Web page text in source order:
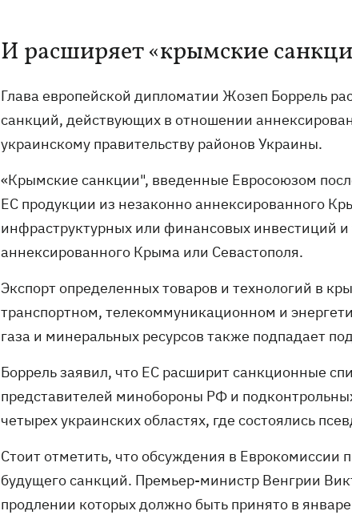
И расширяет «крымские
Глава европейской дипломатии Жозеп Боррель
санкций, действующих в отношении
украинскому правительству районов Украины.
«Крымские санкции", введенные Евросоюзом
ЕС продукции из незаконно аннексированного
инфраструктурных или финансовых инвестиций и
аннексированного Крыма или Севастополя.
Экспорт определенных товаров и технологий в
транспортном, телекоммуникационном и
газа и минеральных ресурсов также подпадает
Боррель заявил, что ЕС расширит санкционные
представителей минобороны РФ и
четырех украинских областях, где состоялись
Стоит отметить, что обсуждения в Еврокомиссии
будущего санкций. Премьер-министр Венгрии
продлении которых должно быть принято в